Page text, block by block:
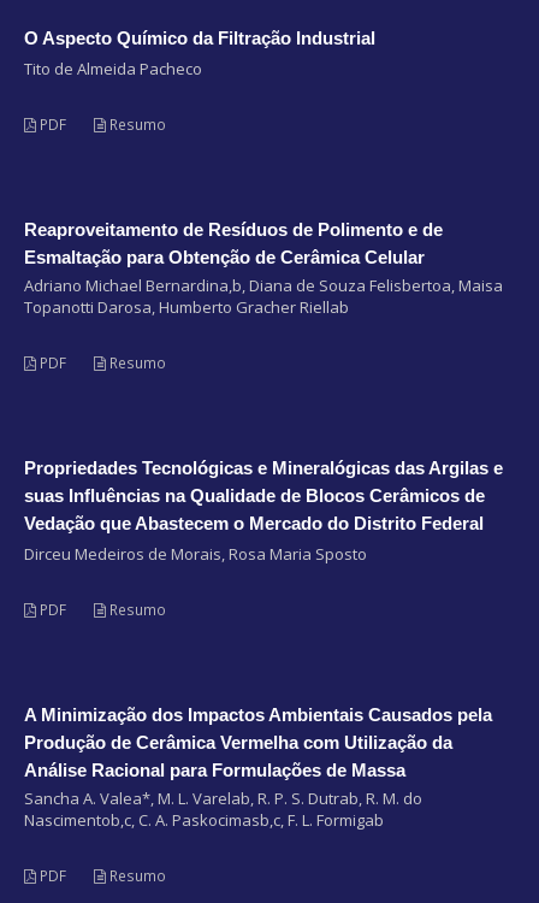
O Aspecto Químico da Filtração Industrial
Tito de Almeida Pacheco
PDF Resumo
Reaproveitamento de Resíduos de Polimento e de
Esmaltação para Obtenção de Cerâmica Celular
Adriano Michael Bernardina,b, Diana de Souza Felisbertoa, Maisa
Topanotti Darosa, Humberto Gracher Riellab
PDF Resumo
Propriedades Tecnológicas e Mineralógicas das Argilas e
suas Influências na Qualidade de Blocos Cerâmicos de
Vedação que Abastecem o Mercado do Distrito Federal
Dirceu Medeiros de Morais, Rosa Maria Sposto
PDF Resumo
A Minimização dos Impactos Ambientais Causados pela
Produção de Cerâmica Vermelha com Utilização da
Análise Racional para Formulações de Massa
Sancha A. Valea*, M. L. Varelab, R. P. S. Dutrab, R. M. do
Nascimentob,c, C. A. Paskocimasb,c, F. L. Formigab
PDF Resumo